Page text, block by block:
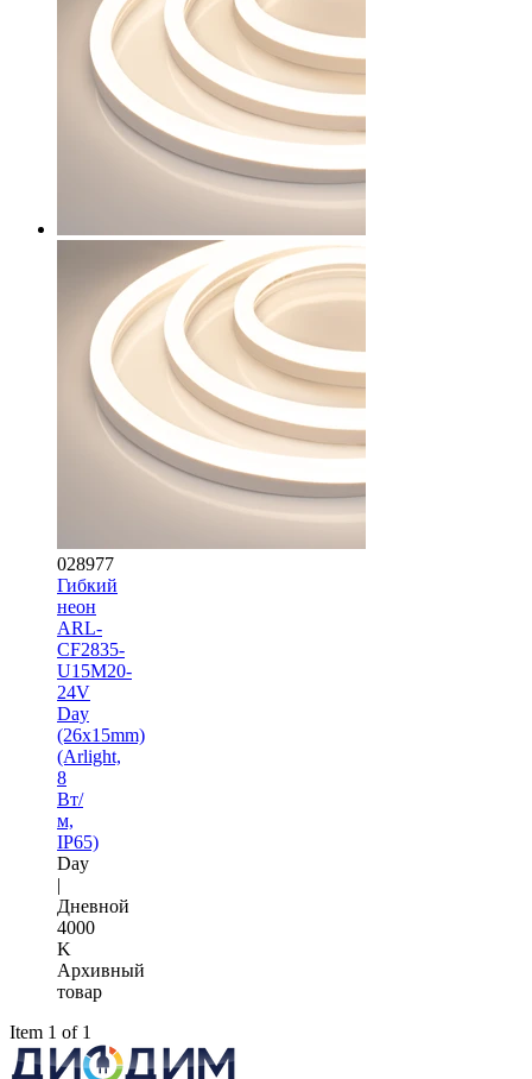
028977
Гибкий
неон
ARL-
CF2835-
U15M20-
24V
Day
(26x15mm)
(Arlight,
8
Вт/
м,
IP65)
Day
|
Дневной
4000
K
Архивный
товар
Item 1 of 1